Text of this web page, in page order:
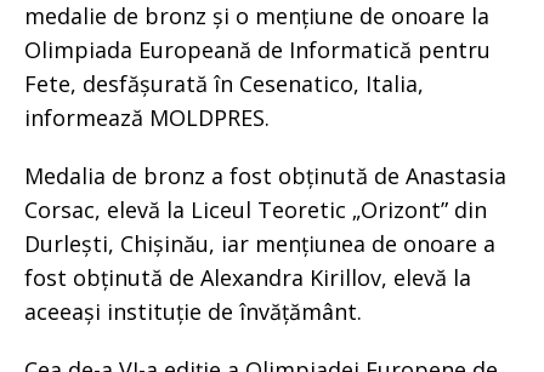
medalie de bronz și o mențiune de onoare la
Olimpiada Europeană de Informatică pentru
Fete, desfășurată în Cesenatico, Italia,
informează MOLDPRES.
Medalia de bronz a fost obținută de Anastasia
Corsac, elevă la Liceul Teoretic „Orizont” din
Durlești, Chișinău, iar mențiunea de onoare a
fost obținută de Alexandra Kirillov, elevă la
aceeași instituție de învățământ.